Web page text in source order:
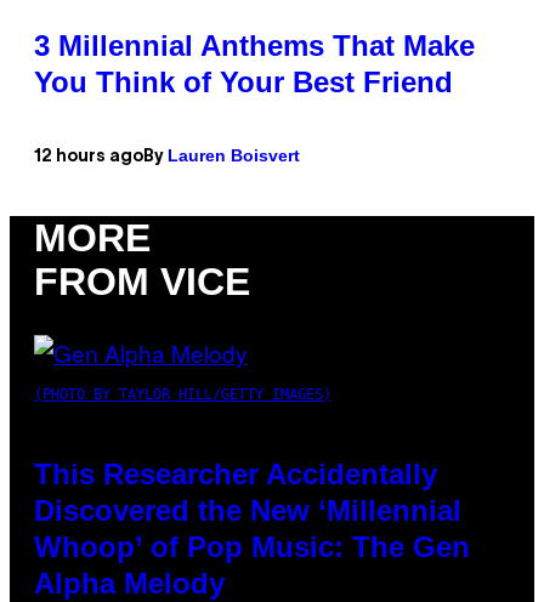
3 Millennial Anthems That Make
You Think of Your Best Friend
12 hours ago By Lauren Boisvert
MORE
FROM VICE
(PHOTO BY TAYLOR HILL/GETTY IMAGES)
This Researcher Accidentally
Discovered the New ‘Millennial
Whoop’ of Pop Music: The Gen
Alpha Melody